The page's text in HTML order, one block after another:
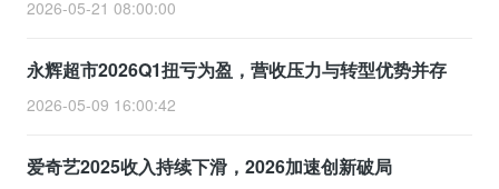
2026-05-21 08:00:00
永辉超市2026Q1扭亏为盈，营收压力与转型优势并存
2026-05-09 16:00:42
爱奇艺2025收入持续下滑，2026加速创新破局